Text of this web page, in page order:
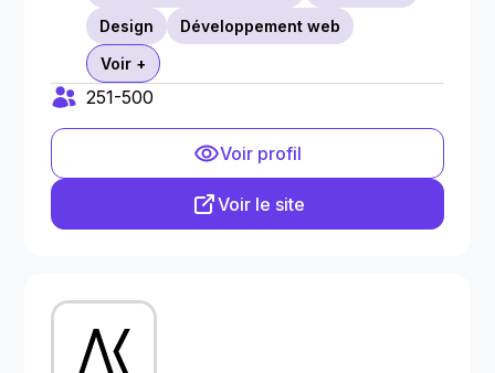
Design
Développement web
Voir +
251-500
Voir profil
Voir le site